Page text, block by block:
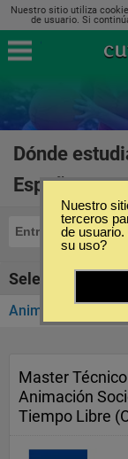
Nuestro sitio utiliza
de usuario. Si
Dónde
España
Entretenimientos
Seleccione la
Animación Infantil
Master
Animación
Tiempo Libre
Nuestro
terceros
de
su uso?